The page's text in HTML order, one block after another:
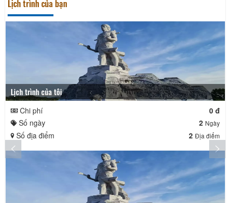
Lịch trình của bạn
Lịch trình của tôi
Chi phí
0 đ
Số ngày
2 Ngày
Số địa điểm 2 Địa điểm